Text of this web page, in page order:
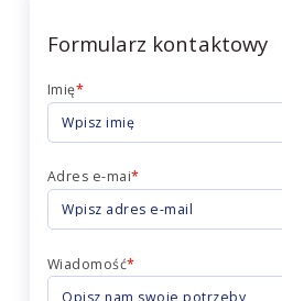
Formularz kontaktowy
Imię*
Adres e-mai*
Wiadomość*